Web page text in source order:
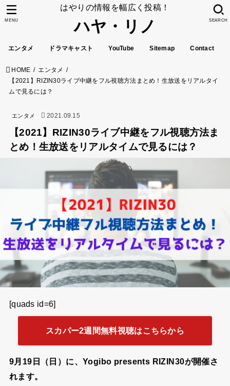
はやりの情報を幅広く投稿！
ハヤ・リノ
エンタメ ドラマキャスト YouTube Sitemap Contact
SEARCH
MENU
HOME
エンタメ
【2021】RIZIN30ライブ中継をフル視聴方法まとめ！生放送をリアルタイ
ムで見るには？
エンタメ 2021.09.15
【2021】RIZIN30ライブ中継をフル視聴方法ま
とめ！生放送をリアルタイムで見るには？
[quads id=6]
スカパー2週間無料視聴はこちらから
9月19日（日）に、Yogibo presents RIZIN30が開催さ
れます。